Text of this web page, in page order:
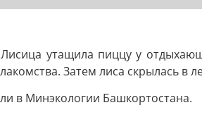
утащила пиццу у
Затем лиса скрылась в
в Минэкологии Башкортостана.